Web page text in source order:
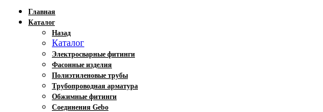
Главная
Каталог
Назад
Каталог
Электросварные фитинги
Фасонные изделия
Полиэтиленовые трубы
Трубопроводная арматура
Обжимные фитинги
Соединения Gebo